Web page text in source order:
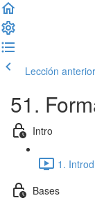
Lección anterior
51.
Intro
1.
Bases